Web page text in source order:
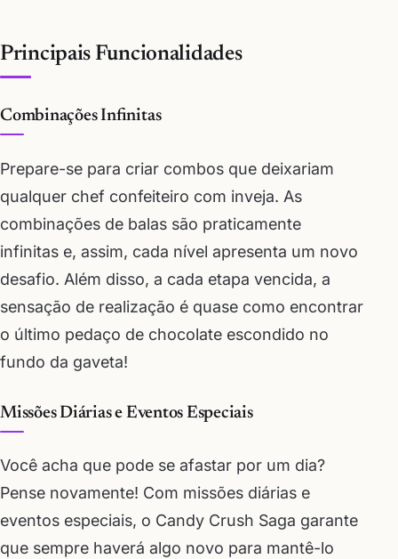
Principais Funcionalidades
Combinações Infinitas
Prepare-se para criar combos que deixariam
qualquer chef confeiteiro com inveja. As
combinações de balas são praticamente
infinitas e, assim, cada nível apresenta um novo
desafio. Além disso, a cada etapa vencida, a
sensação de realização é quase como encontrar
o último pedaço de chocolate escondido no
fundo da gaveta!
Missões Diárias e Eventos Especiais
Você acha que pode se afastar por um dia?
Pense novamente! Com missões diárias e
eventos especiais, o Candy Crush Saga garante
que sempre haverá algo novo para mantê-lo